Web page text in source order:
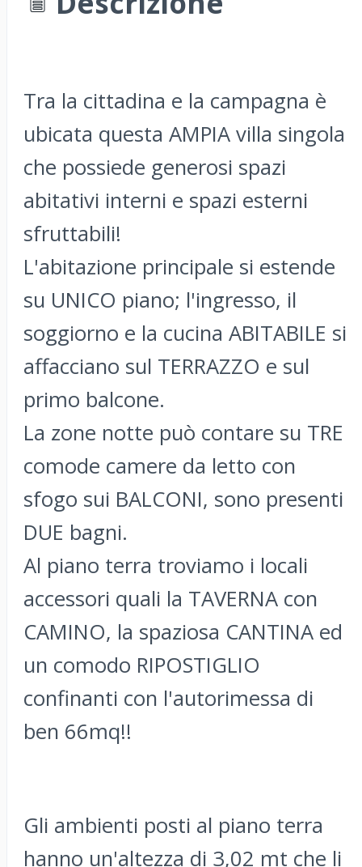
Tra la cittadina e la campagna è
ubicata questa AMPIA villa singola
che possiede generosi spazi
abitativi interni e spazi esterni
sfruttabili!
L'abitazione principale si estende
su UNICO piano; l'ingresso, il
soggiorno e la cucina ABITABILE si
affacciano sul TERRAZZO e sul
primo balcone.
La zone notte può contare su TRE
comode camere da letto con
sfogo sui BALCONI, sono presenti
DUE bagni.
Al piano terra troviamo i locali
accessori quali la TAVERNA con
CAMINO, la spaziosa CANTINA ed
un comodo RIPOSTIGLIO
confinanti con l'autorimessa di
ben 66mq!!
Gli ambienti posti al piano terra
hanno un'altezza di 3,02 mt che li